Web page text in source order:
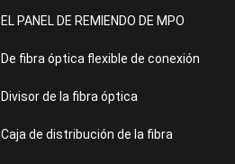
EL PANEL DE REMIENDO DE MPO
De fibra óptica flexible de conexión
Divisor de la fibra óptica
Caja de distribución de la fibra